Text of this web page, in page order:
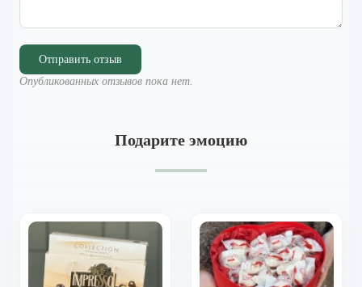
Отправить отзыв
Опубликованных отзывов пока нет.
Подарите эмоцию